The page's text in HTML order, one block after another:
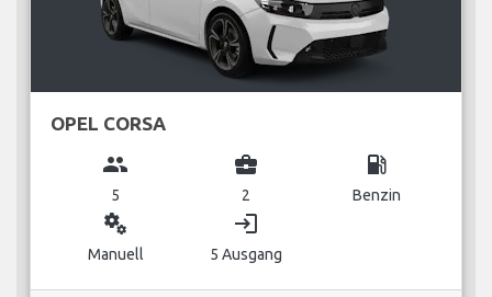
OPEL CORSA
group
5
business_center
2
local_gas_station
Benzin
miscellaneous_services
Manuell
login
5 Ausgang